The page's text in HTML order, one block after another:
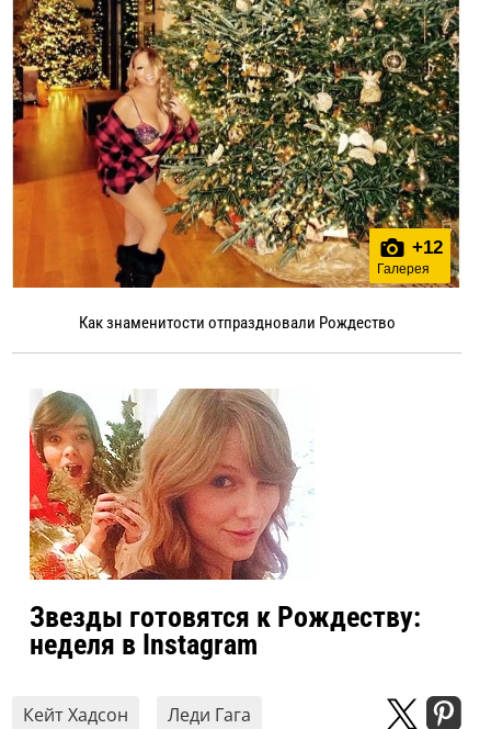
+12
Галерея
Как знаменитости отпраздновали Рождество
Звезды готовятся к Рождеству:
неделя в Instagram
Кейт Хадсон Леди Гага